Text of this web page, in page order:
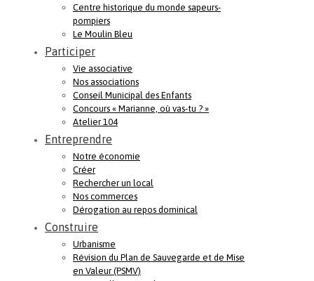
Centre historique du monde sapeurs-
pompiers
Le Moulin Bleu
Participer
Vie associative
Nos associations
Conseil Municipal des Enfants
Concours « Marianne, où vas-tu ? »
Atelier 104
Entreprendre
Notre économie
Créer
Rechercher un local
Nos commerces
Dérogation au repos dominical
Construire
Urbanisme
Révision du Plan de Sauvegarde et de Mise
en Valeur (PSMV)